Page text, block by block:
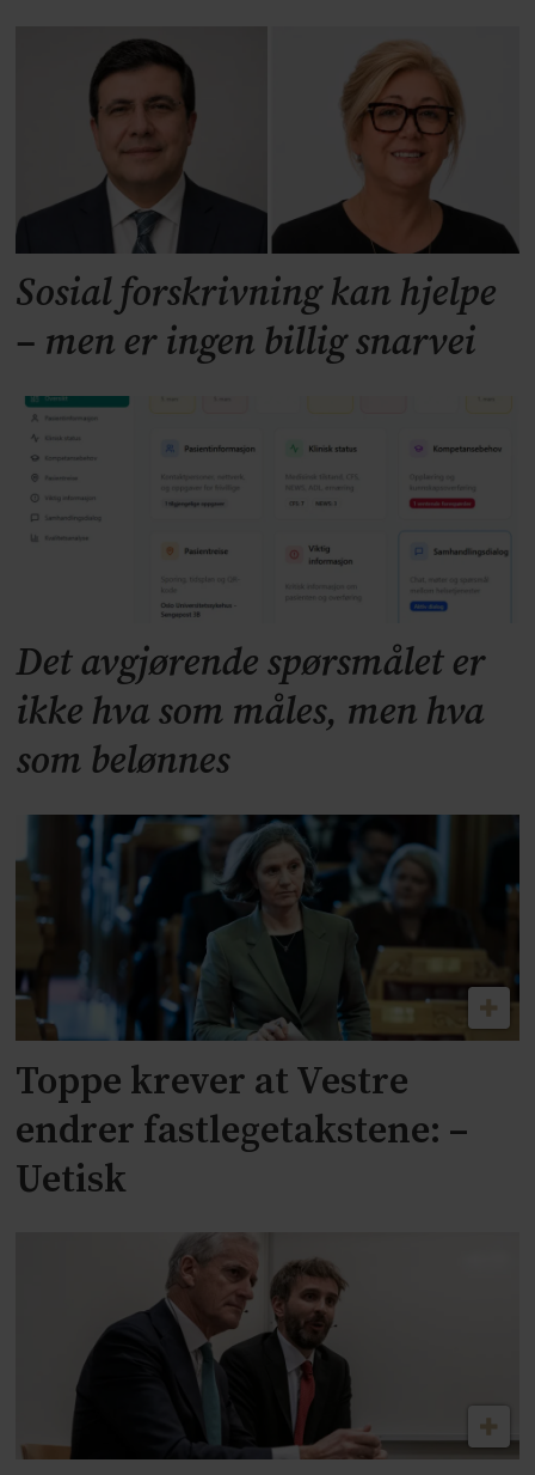
Sosial forskrivning kan hjelpe
– men er ingen billig snarvei
Det avgjørende spørsmålet er
ikke hva som måles, men hva
som belønnes
Toppe krever at Vestre
endrer fastlegetakstene: –
Uetisk